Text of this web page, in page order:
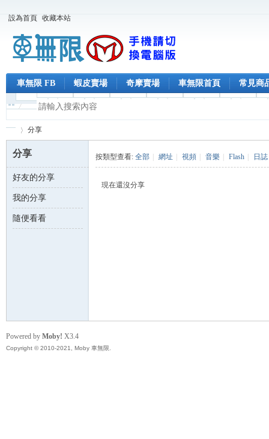
設為首頁 收藏本站
車無限 FB 蝦皮賣場 奇摩賣場 車無限首頁 常見商
車 ›
分享
分享
好友的分享
我的分享
隨便看看
按類型查看: 全部 網址 視頻 音樂 Flash 日誌
現在還沒分享
Powered by Moby! X3.4
Copyright © 2010-2021, Moby 車無限.